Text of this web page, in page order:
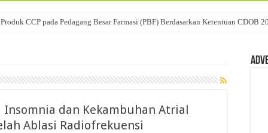
CCP pada Pedagang Besar Farmasi (PBF) Berdasarkan Ketentuan CDOB
dan Kekambuhan Atrial
Ablasi Radiofrekuensi